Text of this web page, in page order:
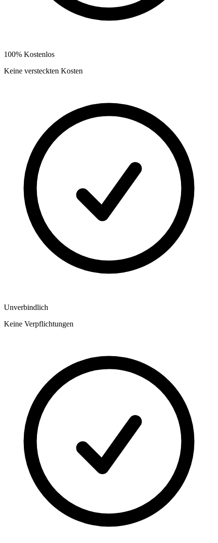
100% Kostenlos
Keine versteckten Kosten
Unverbindlich
Keine Verpflichtungen